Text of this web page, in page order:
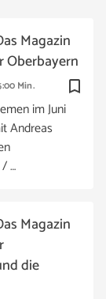
bookmark_border
Min.
Magazin
Oberbayern
im Juni
Andreas
…
Magazin
die